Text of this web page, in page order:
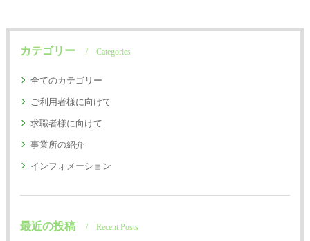
カテゴリー Categories
全てのカテゴリー
ご利用者様に向けて
求職者様に向けて
事業所の紹介
インフォメーション
最近の投稿 Recent Posts